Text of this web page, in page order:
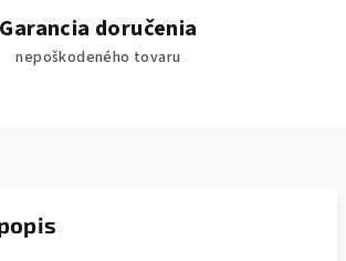
Garancia doručenia
nepoškodeného tovaru